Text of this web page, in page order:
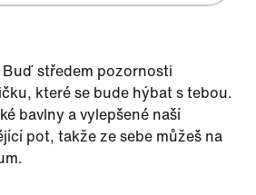
Buď středem pozornosti
které se bude hýbat s tebou.
bavlny a vylepšené naší
pot, takže ze sebe můžeš na